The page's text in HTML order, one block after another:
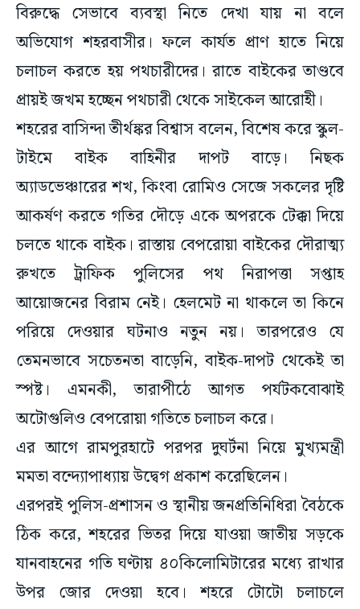
বিরুদ্ধে সেভাবে ব্যবস্থা নিতে দেখা যায় না বলে
অভিযোগ শহরবাসীর। ফলে কার্যত প্রাণ হাতে নিয়ে
চলাচল করতে হয় পথচারীদের। রাতে বাইকের তাণ্ডবে
প্রায়ই জখম হচ্ছেন পথচারী থেকে সাইকেল আরোহী।
শহরের বাসিন্দা তীর্থঙ্কর বিশ্বাস বলেন, বিশেষ করে স্কুল-
টাইমে বাইক বাহিনীর দাপট বাড়ে। নিছক
অ্যাডভেঞ্চারের শখ, কিংবা রোমিও সেজে সকলের দৃষ্টি
আকর্ষণ করতে গতির দৌড়ে একে অপরকে টেক্কা দিয়ে
চলতে থাকে বাইক। রাস্তায় বেপরোয়া বাইকের দৌরাত্ম্য
রুখতে ট্রাফিক পুলিসের পথ নিরাপত্তা সপ্তাহ
আয়োজনের বিরাম নেই। হেলমেট না থাকলে তা কিনে
পরিয়ে দেওয়ার ঘটনাও নতুন নয়। তারপরেও যে
তেমনভাবে সচেতনতা বাড়েনি, বাইক-দাপট থেকেই তা
স্পষ্ট। এমনকী, তারাপীঠে আগত পর্যটকবোঝাই
অটোগুলিও বেপরোয়া গতিতে চলাচল করে।
এর আগে রামপুরহাটে পরপর দুঘর্টনা নিয়ে মুখ্যমন্ত্রী
মমতা বন্দ্যোপাধ্যায় উদ্বেগ প্রকাশ করেছিলেন।
এরপরই পুলিস-প্রশাসন ও স্থানীয় জনপ্রতিনিধিরা বৈঠকে
ঠিক করে, শহরের ভিতর দিয়ে যাওয়া জাতীয় সড়কে
যানবাহনের গতি ঘণ্টায় ৪০কিলোমিটারের মধ্যে রাখার
উপর জোর দেওয়া হবে। শহরে টোটো চলাচলে